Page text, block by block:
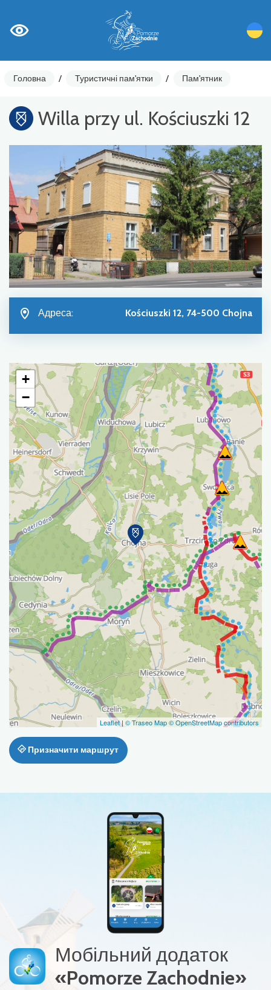
Головна / Туристичні пам'ятки / Пам'ятник
Willa przy ul. Kościuszki 12
Адреса: Kościuszki 12, 74-500 Chojna
+
−
Leaflet| © Traseo Map© OpenStreetMap contributors
Призначити маршрут
Мобільний додаток
«Pomorze Zachodnie»